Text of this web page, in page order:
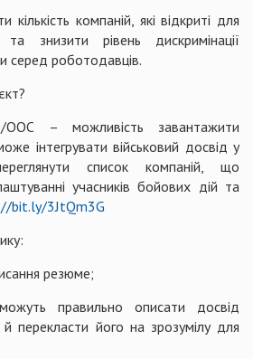
компаній, які відкриті для
знизити рівень дискримінації
серед роботодавців.
ООС – можливість завантажити
інтегрувати військовий досвід у
список компаній, що
учасників бойових дій та
bit.ly/3JtQm3G
резюме;
правильно описати досвід
перекласти його на зрозумілу для